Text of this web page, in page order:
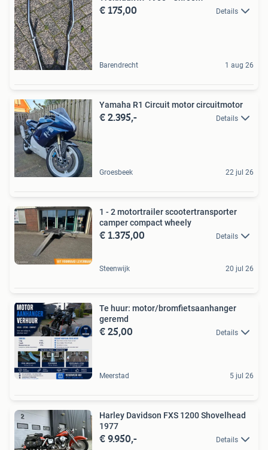
€ 175,00 Details
Barendrecht 1 aug 26
Yamaha R1 Circuit motor circuitmotor
€ 2.395,- Details
Groesbeek 22 jul 26
1 - 2 motortrailer scootertransporter
camper compact wheely
€ 1.375,00 Details
Steenwijk 20 jul 26
Te huur: motor/bromfietsaanhanger
geremd
€ 25,00 Details
Meerstad 5 jul 26
Harley Davidson FXS 1200 Shovelhead
1977
€ 9.950,- Details